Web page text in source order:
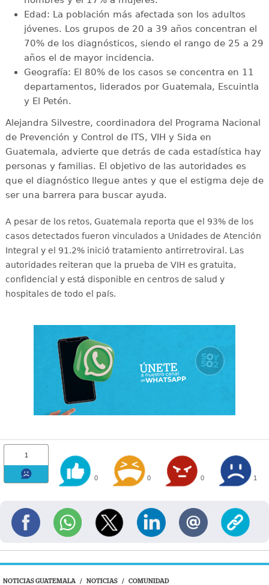
Edad: La población más afectada son los adultos
jóvenes. Los grupos de 20 a 39 años concentran el
70% de los diagnósticos, siendo el rango de 25 a 29
años el de mayor incidencia.
Geografía: El 80% de los casos se concentra en 11
departamentos, liderados por Guatemala, Escuintla
y El Petén.
Alejandra Silvestre, coordinadora del Programa Nacional
de Prevención y Control de ITS, VIH y Sida en
Guatemala, advierte que detrás de cada estadística hay
personas y familias. El objetivo de las autoridades es
que el diagnóstico llegue antes y que el estigma deje de
ser una barrera para buscar ayuda.
A pesar de los retos, Guatemala reporta que el 93% de los
casos detectados fueron vinculados a Unidades de Atención
Integral y el 91.2% inició tratamiento antirretroviral . Las
autoridades reiteran que la prueba de VIH es gratuita,
confidencial y está disponible en centros de salud y
hospitales de todo el país.
1
0 0 0 1
NOTICIAS GUATEMALA / NOTICIAS / COMUNIDAD